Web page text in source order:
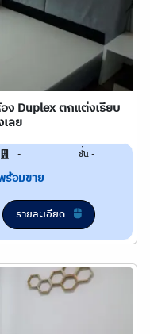
ง Duplex ตกแต่งเรียบ
ลย
- ชั้น -
ร้อมขาย
รายละเอียด